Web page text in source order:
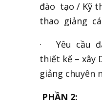
đào tạo / Kỹ
thao giảng
· Yêu cầu
thiết kế – xây
giảng chuyên
PHẦN 2: